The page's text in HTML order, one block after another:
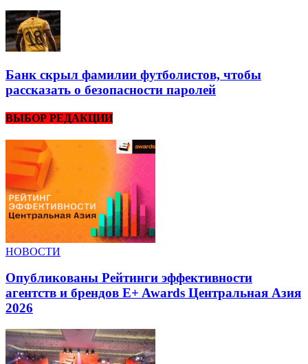
Банк скрыл фамилии футболистов, чтобы
рассказать о безопасности паролей
ВЫБОР РЕДАКЦИИ
НОВОСТИ
Опубликованы Рейтинги эффективности
агентств и брендов E+ Awards Центральная Азия
2026